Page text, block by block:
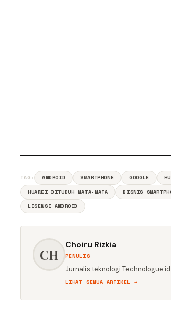
TAG: ANDROID SMARTPHONE GOOGLE
HUAWEI DITUDUH MATA-MATA
BISNIS
LISENSI ANDROID
CH
Choiru Rizkia
PENULIS
Jurnalis teknologi
LIHAT SEMUA ARTIKEL →